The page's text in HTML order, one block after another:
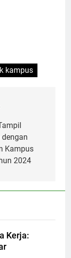
kampus
dengan
Kampus
2024
Kerja: